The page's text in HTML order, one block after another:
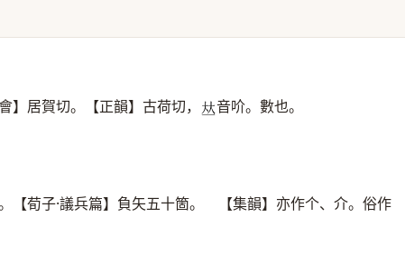
】居賀切。【正韻】古荷切， 𠀤音吤。數也。
【荀子·議兵篇】負矢五十箇。 【集韻】亦作个、介。俗作